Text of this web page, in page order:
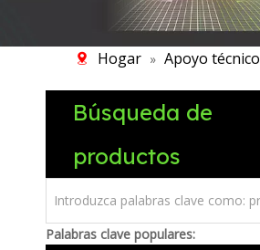
Hogar » Apoyo técnico
Búsqueda de
productos
Palabras clave populares: